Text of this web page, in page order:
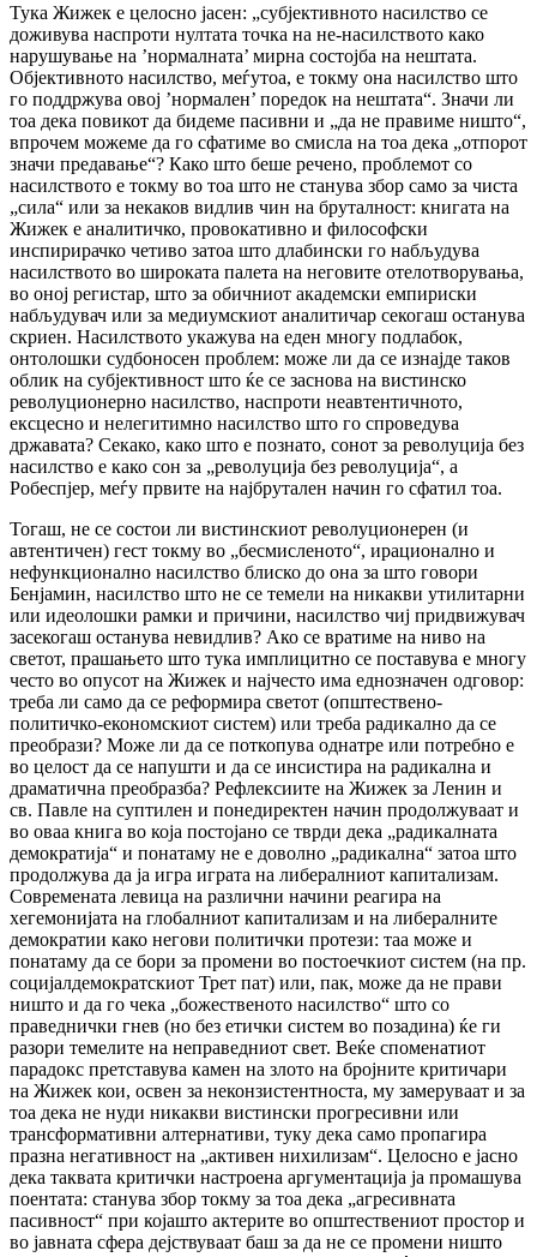
Тука Жижек е целосно јасен: „субјективното насилство се
доживува наспроти нултата точка на не-насилството како
нарушување на ’нормалната’ мирна состојба на нештата.
Објективното насилство, меѓутоа, е токму она насилство што
го поддржува овој ’нормален’ поредок на нештата“. Значи ли
тоа дека повикот да бидеме пасивни и „да не правиме ништо“,
впрочем можеме да го сфатиме во смисла на тоа дека „отпорот
значи предавање“? Како што беше речено, проблемот со
насилството е токму во тоа што не станува збор само за чиста
„сила“ или за некаков видлив чин на бруталност: книгата на
Жижек е аналитичко, провокативно и философски
инспирирачко четиво затоа што длабински го набљудува
насилството во широката палета на неговите отелотворувања,
во оној регистар, што за обичниот академски емпириски
набљудувач или за медиумскиот аналитичар секогаш останува
скриен. Насилството укажува на еден многу подлабок,
онтолошки судбоносен проблем: може ли да се изнајде таков
облик на субјективност што ќе се заснова на вистинско
револуционерно насилство, наспроти неавтентичното,
ексцесно и нелегитимно насилство што го спроведува
државата? Секако, како што е познато, сонот за револуција без
насилство е како сон за „револуција без револуција“, а
Робеспјер, меѓу првите на најбрутален начин го сфатил тоа.
Тогаш, не се состои ли вистинскиот револуционерен (и
автентичен) гест токму во „бесмисленото“, ирационално и
нефункционално насилство блиско до она за што говори
Бенјамин, насилство што не се темели на никакви утилитарни
или идеолошки рамки и причини, насилство чиј придвижувач
засекогаш останува невидлив? Ако се вратиме на ниво на
светот, прашањето што тука имплицитно се поставува е многу
често во опусот на Жижек и најчесто има еднозначен одговор:
треба ли само да се реформира светот (општествено-
политичко-економскиот систем) или треба радикално да се
преобрази? Може ли да се поткопува однатре или потребно е
во целост да се напушти и да се инсистира на радикална и
драматична преобразба? Рефлексиите на Жижек за Ленин и
св. Павле на суптилен и понедиректен начин продолжуваат и
во оваа книга во која постојано се тврди дека „радикалната
демократија“ и понатаму не е доволно „радикална“ затоа што
продолжува да ја игра играта на либералниот капитализам.
Современата левица на различни начини реагира на
хегемонијата на глобалниот капитализам и на либерaлните
демократии како негови политички протези: таа може и
понатаму да се бори за промени во постоечкиот систем (на пр.
социјалдемократскиот Трет пат) или, пак, може да не прави
ништо и да го чека „божественото насилство“ што со
праведнички гнев (но без етички систем во позадина) ќе ги
разори темелите на неправедниот свет. Веќе споменатиот
парадокс претставува камен на злото на бројните критичари
на Жижек кои, освен за неконзистентноста, му замеруваат и за
тоа дека не нуди никакви вистински прогресивни или
трансформативни алтернативи, туку дека само пропагира
празна негативност на „активен нихилизам“. Целосно е јасно
дека таквата критички настроена аргументација ја промашува
поентата: станува збор токму за тоа дека „агресивната
пасивност“ при којашто актерите во општествениот простор и
во јавната сфера дејствуваат баш за да не се промени ништо